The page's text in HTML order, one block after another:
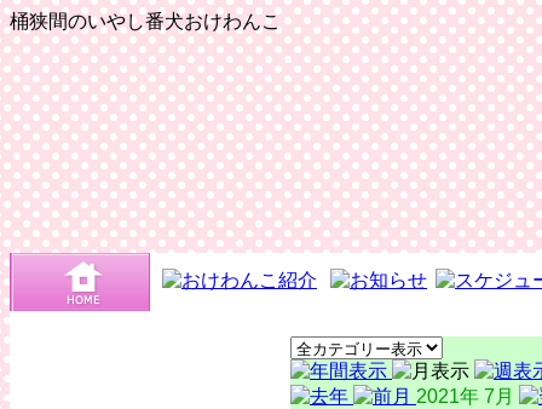
桶狭間のいやし番犬おけわんこ
2021年 7月